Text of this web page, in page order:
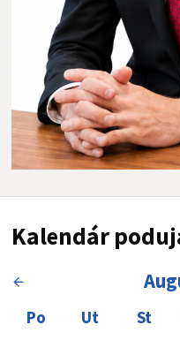
Kalendár
Kalendár, vyberte
Po Ut St